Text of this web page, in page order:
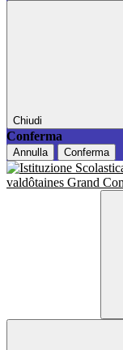
Chiudi
Conferma
Annulla Conferma